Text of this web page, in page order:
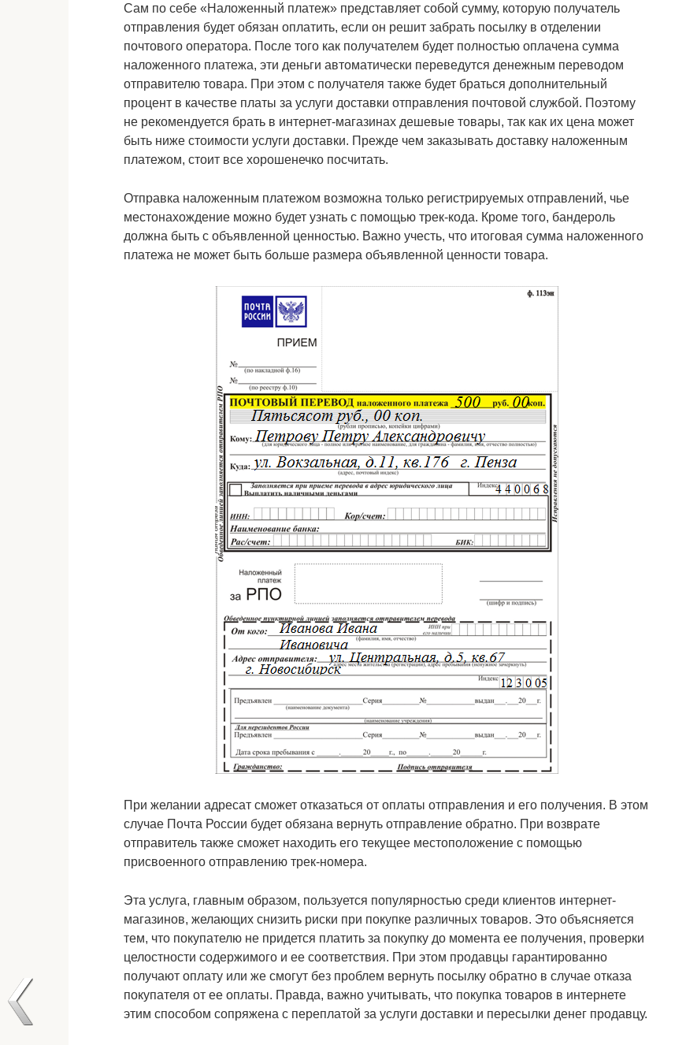
Сам по себе «Наложенный платеж» представляет собой сумму, которую получатель
отправления будет обязан оплатить, если он решит забрать посылку в отделении
почтового оператора. После того как получателем будет полностью оплачена сумма
наложенного платежа, эти деньги автоматически переведутся денежным переводом
отправителю товара. При этом с получателя также будет браться дополнительный
процент в качестве платы за услуги доставки отправления почтовой службой. Поэтому
не рекомендуется брать в интернет-магазинах дешевые товары, так как их цена может
быть ниже стоимости услуги доставки. Прежде чем заказывать доставку наложенным
платежом, стоит все хорошенечко посчитать.
Отправка наложенным платежом возможна только регистрируемых отправлений, чье
местонахождение можно будет узнать с помощью трек-кода. Кроме того, бандероль
должна быть с объявленной ценностью. Важно учесть, что итоговая сумма наложенного
платежа не может быть больше размера объявленной ценности товара.
При желании адресат сможет отказаться от оплаты отправления и его получения. В этом
случае Почта России будет обязана вернуть отправление обратно. При возврате
отправитель также сможет находить его текущее местоположение с помощью
присвоенного отправлению трек-номера.
Эта услуга, главным образом, пользуется популярностью среди клиентов интернет-
магазинов, желающих снизить риски при покупке различных товаров. Это объясняется
тем, что покупателю не придется платить за покупку до момента ее получения, проверки
целостности содержимого и ее соответствия. При этом продавцы гарантированно
получают оплату или же смогут без проблем вернуть посылку обратно в случае отказа
покупателя от ее оплаты. Правда, важно учитывать, что покупка товаров в интернете
этим способом сопряжена с переплатой за услуги доставки и пересылки денег продавцу.